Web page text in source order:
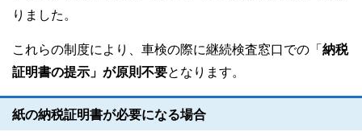
りました。
これらの制度により、車検の際に継続検査窓口での「 納税
証明書の提示」が原則不要となります。
紙の納税証明書が必要になる場合